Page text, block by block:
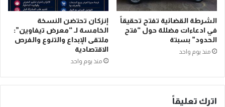
الشرطة القضائية تفتح تحقيقاً
في ادعاءات مضللة حول “فتح
الحدود” بسبتة
منذ يوم واحد
إنزكان تحتضن النسخة
الخامسة لـ “معرض تيفاوين”:
ملتقى الإبداع والتنوع والفرص
الاقتصادية
منذ يوم واحد
اترك تعليقاً